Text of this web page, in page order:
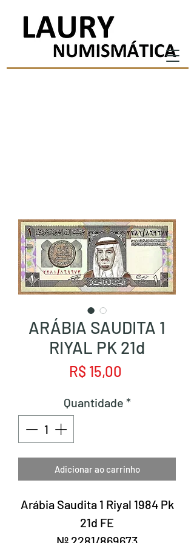
ARÁBIA SAUDITA 1
RIYAL PK 21d
R$ 15,00
Quantidade *
Adicionar ao carrinho
Arábia Saudita 1 Riyal 1984 Pk
21d FE